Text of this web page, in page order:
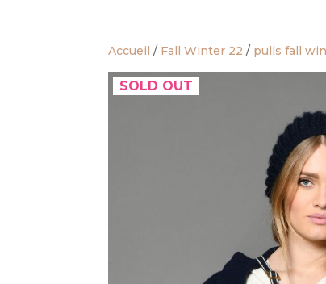
Accueil / Fall Winter 22 / pulls fall
SOLD OUT